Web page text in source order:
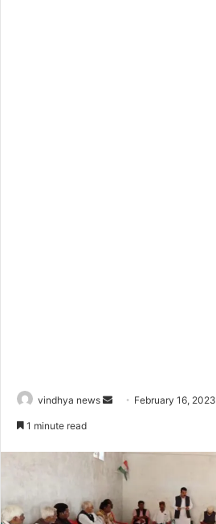
vindhya news
Send February 16, 2023
1 minute read